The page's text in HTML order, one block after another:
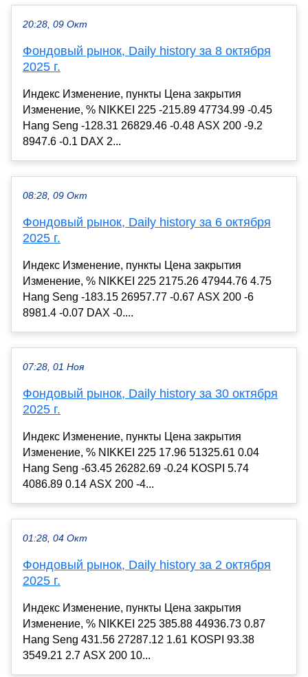
20:28, 09 Окт
Фондовый рынок, Daily history за 8 октября
2025 г.
Индекс Изменение, пункты Цена закрытия
Изменение, % NIKKEI 225 -215.89 47734.99 -0.45
Hang Seng -128.31 26829.46 -0.48 ASX 200 -9.2
8947.6 -0.1 DAX 2...
08:28, 09 Окт
Фондовый рынок, Daily history за 6 октября
2025 г.
Индекс Изменение, пункты Цена закрытия
Изменение, % NIKKEI 225 2175.26 47944.76 4.75
Hang Seng -183.15 26957.77 -0.67 ASX 200 -6
8981.4 -0.07 DAX -0....
07:28, 01 Ноя
Фондовый рынок, Daily history за 30 октября
2025 г.
Индекс Изменение, пункты Цена закрытия
Изменение, % NIKKEI 225 17.96 51325.61 0.04
Hang Seng -63.45 26282.69 -0.24 KOSPI 5.74
4086.89 0.14 ASX 200 -4...
01:28, 04 Окт
Фондовый рынок, Daily history за 2 октября
2025 г.
Индекс Изменение, пункты Цена закрытия
Изменение, % NIKKEI 225 385.88 44936.73 0.87
Hang Seng 431.56 27287.12 1.61 KOSPI 93.38
3549.21 2.7 ASX 200 10...